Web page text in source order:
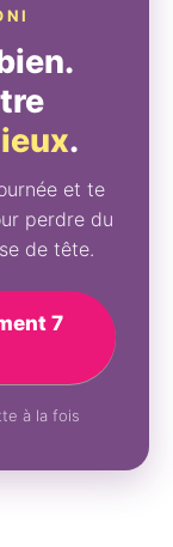
.
et te
perdre du
de tête.
7
à la fois